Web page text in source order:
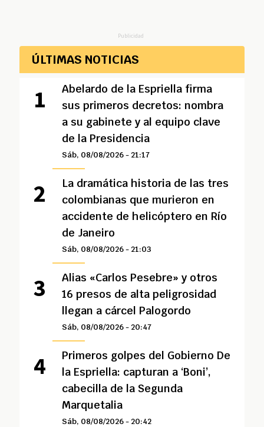
Publicidad
ÚLTIMAS NOTICIAS
Abelardo de la Espriella firma
sus primeros decretos: nombra
a su gabinete y al equipo clave
de la Presidencia
Sáb, 08/08/2026 - 21:17
La dramática historia de las tres
colombianas que murieron en
accidente de helicóptero en Río
de Janeiro
Sáb, 08/08/2026 - 21:03
Alias «Carlos Pesebre» y otros
16 presos de alta peligrosidad
llegan a cárcel Palogordo
Sáb, 08/08/2026 - 20:47
Primeros golpes del Gobierno De
la Espriella: capturan a ‘Boni’,
cabecilla de la Segunda
Marquetalia
Sáb, 08/08/2026 - 20:42